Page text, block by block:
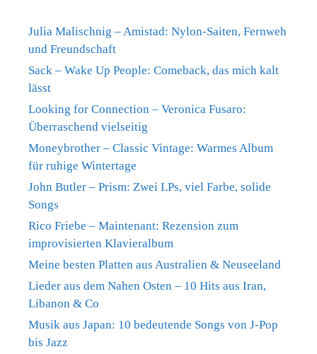
Julia Malischnig – Amistad: Nylon-Saiten, Fernweh
und Freundschaft
Sack – Wake Up People: Comeback, das mich kalt
lässt
Looking for Connection – Veronica Fusaro:
Überraschend vielseitig
Moneybrother – Classic Vintage: Warmes Album
für ruhige Wintertage
John Butler – Prism: Zwei LPs, viel Farbe, solide
Songs
Rico Friebe – Maintenant: Rezension zum
improvisierten Klavieralbum
Meine besten Platten aus Australien & Neuseeland
Lieder aus dem Nahen Osten – 10 Hits aus Iran,
Libanon & Co
Musik aus Japan: 10 bedeutende Songs von J-Pop
bis Jazz